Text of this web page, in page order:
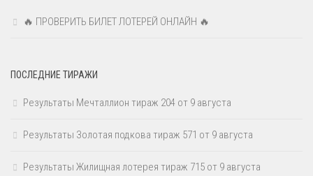
🔥 ПРОВЕРИТЬ БИЛЕТ ЛОТЕРЕЙ ОНЛАЙН 🔥
ПОСЛЕДНИЕ ТИРАЖИ
Результаты Мечталлион тираж 204 от 9 августа
Результаты Золотая подкова тираж 571 от 9 августа
Результаты Жилищная лотерея тираж 715 от 9 августа